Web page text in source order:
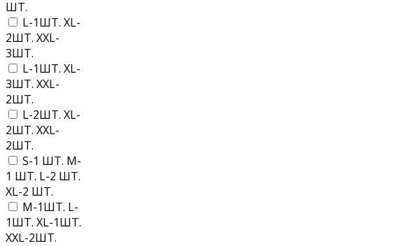
ШТ.
L-1ШТ. XL-
2ШТ. XXL-
3ШТ.
L-1ШТ. XL-
3ШТ. XXL-
2ШТ.
L-2ШТ. XL-
2ШТ. XXL-
2ШТ.
S-1 ШТ. M-
1 ШТ. L-2 ШТ.
XL-2 ШТ.
M-1ШТ. L-
1ШТ. XL-1ШТ.
XXL-2ШТ.